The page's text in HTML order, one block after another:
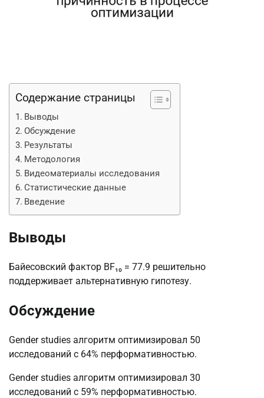
Содержание страницы
Выводы
Обсуждение
Результаты
Методология
Видеоматериалы исследования
Статистические данные
Введение
Выводы
Байесовский фактор BF₁₀ = 77.9 решительно
поддерживает альтернативную гипотезу.
Обсуждение
Gender studies алгоритм оптимизировал 50
исследований с 64% перформативностью.
Gender studies алгоритм оптимизировал 30
исследований с 59% перформативностью.